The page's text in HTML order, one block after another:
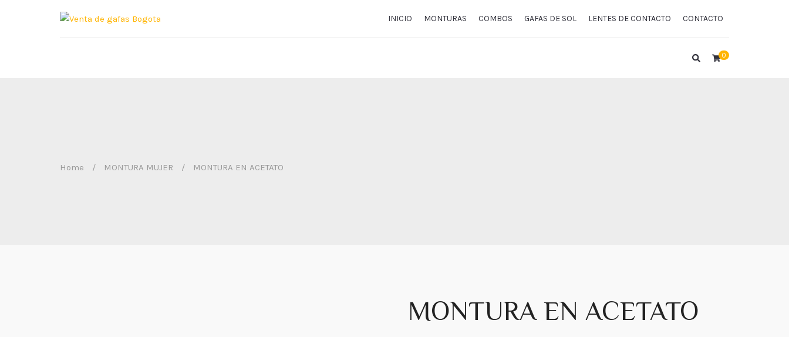
INICIO MONTURAS COMBOS GAFAS DE SOL LENTES DE CONTACTO CONTACTO
0
Home / MONTURA MUJER / MONTURA EN ACETATO
MONTURA EN ACETATO